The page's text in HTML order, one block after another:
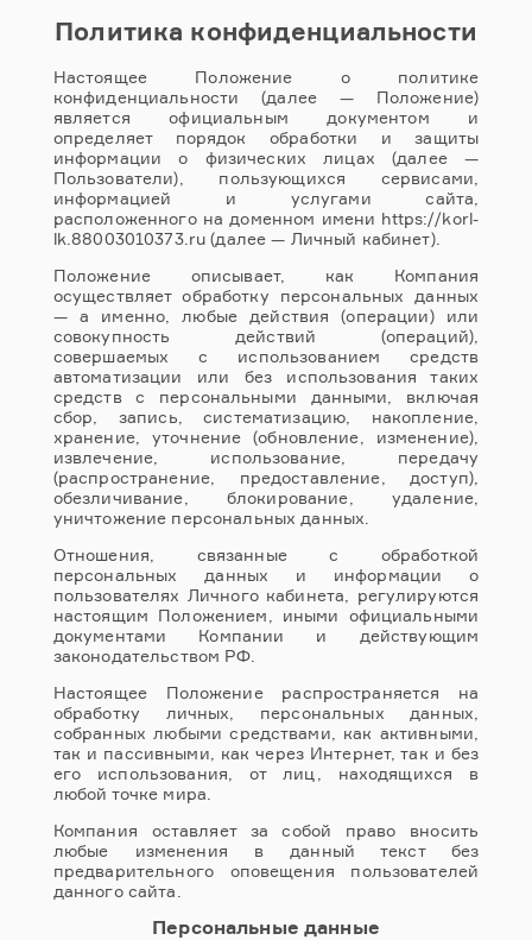
Политика конфиденциальности
Настоящее Положение о политике
конфиденциальности (далее — Положение)
является официальным документом и
определяет порядок обработки и защиты
информации о физических лицах (далее —
Пользователи), пользующихся сервисами,
информацией и услугами сайта,
расположенного на доменном имени https://korl-
lk.88003010373.ru (далее — Личный кабинет).
Положение описывает, как Компания
осуществляет обработку персональных данных
— а именно, любые действия (операции) или
совокупность действий (операций),
совершаемых с использованием средств
автоматизации или без использования таких
средств с персональными данными, включая
сбор, запись, систематизацию, накопление,
хранение, уточнение (обновление, изменение),
извлечение, использование, передачу
(распространение, предоставление, доступ),
обезличивание, блокирование, удаление,
уничтожение персональных данных.
Отношения, связанные с обработкой
персональных данных и информации о
пользователях Личного кабинета, регулируются
настоящим Положением, иными официальными
документами Компании и действующим
законодательством РФ.
Настоящее Положение распространяется на
обработку личных, персональных данных,
собранных любыми средствами, как активными,
так и пассивными, как через Интернет, так и без
его использования, от лиц, находящихся в
любой точке мира.
Компания оставляет за собой право вносить
любые изменения в данный текст без
предварительного оповещения пользователей
данного сайта.
Персональные данные